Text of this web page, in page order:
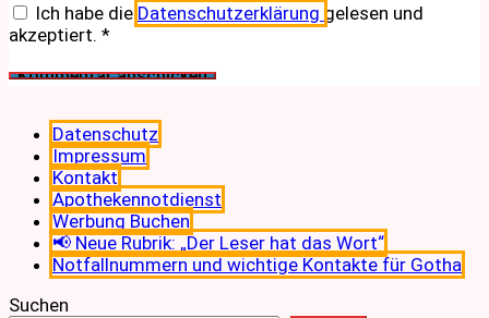
Ich habe die Datenschutzerklärung gelesen und
akzeptiert. *
Datenschutz
Impressum
Kontakt
Apothekennotdienst
Werbung Buchen
📢 Neue Rubrik: „Der Leser hat das Wort“
Notfallnummern und wichtige Kontakte für Gotha
Suchen